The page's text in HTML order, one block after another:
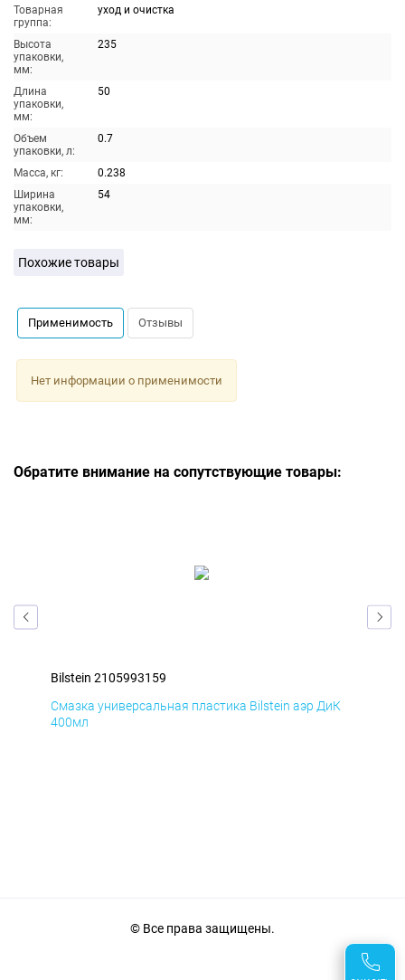
Товарная
группа:
уход и очистка
Высота
упаковки,
мм:
235
Длина
упаковки,
мм:
50
Объем
упаковки, л:
0.7
Масса, кг:
0.238
Ширина
упаковки,
мм:
54
Похожие товары
Применимость Отзывы
Нет информации о применимости
Обратите внимание на сопутствующие товары:
Bilstein 2105993159
Смазка универсальная пластика Bilstein аэр ДиК
400мл
© Все права защищены.